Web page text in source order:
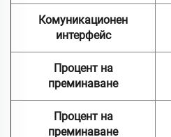
Комуникационен
интерфейс
Процент на
преминаване
Процент на
преминаване